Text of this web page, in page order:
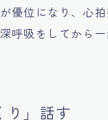
優位になり、心
呼吸をしてから
り」話す